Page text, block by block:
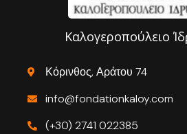
Καλογεροπούλειο
Κόρινθος, Αράτου 74
info@fondationkaloy.com
(+30) 2741 022385